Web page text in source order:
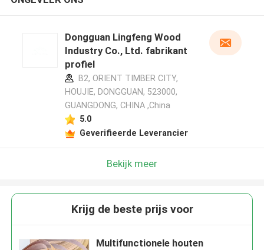
Dongguan Lingfeng Wood
Industry Co., Ltd. fabrikant
profiel
B2, ORIENT TIMBER CITY,
HOUJIE, DONGGUAN, 523000,
GUANGDONG, CHINA ,China
5.0
Geverifieerde Leverancier
Bekijk meer
Krijg de beste prijs voor
Multifunctionele houten